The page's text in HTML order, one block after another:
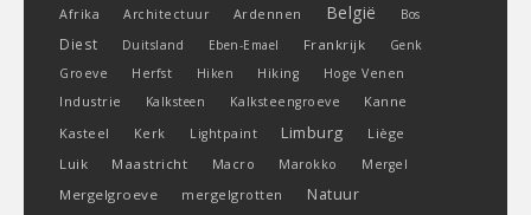
Afrika Architectuur Ardennen België Bos
Diest Duitsland Eben-Emael Frankrijk
Genk
Groeve
Herfst Hiken Hiking Hoge Venen
Industrie Kalksteen Kalksteengroeve
Kanne
Kasteel
Kerk Lightpaint Limburg
Liège
Luik
Maastricht Macro Marokko Mergel
Mergelgroeve mergelgrotten Natuur